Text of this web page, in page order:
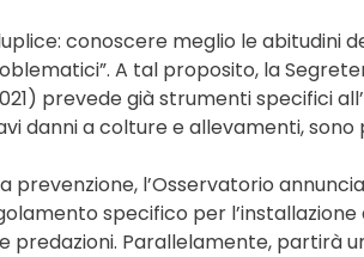
conoscere meglio le
A tal proposito, la
prevede già strumenti specifici
danni a colture e allevamenti,
prevenzione, l’Osservatorio
specifico per
predazioni. Parallelamente, partirà